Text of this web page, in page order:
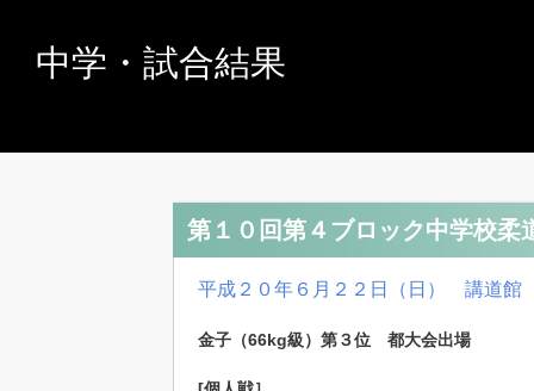
中学・試合結果
第１０回第４ブロック中学校柔
平成２０年６月２２日（日） 講道館
金子（66kg級）第３位 都大会出場